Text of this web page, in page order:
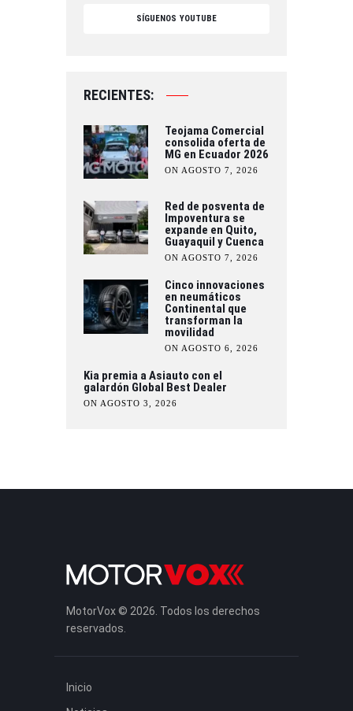
SÍGUENOS YOUTUBE
RECIENTES:
Teojama Comercial
consolida oferta de
MG en Ecuador 2026
ON AGOSTO 7, 2026
Red de posventa de
Impoventura se
expande en Quito,
Guayaquil y Cuenca
ON AGOSTO 7, 2026
Cinco innovaciones
en neumáticos
Continental que
transforman la
movilidad
ON AGOSTO 6, 2026
Kia premia a Asiauto con el
galardón Global Best Dealer
ON AGOSTO 3, 2026
MotorVox © 2026. Todos los derechos
reservados.
Inicio